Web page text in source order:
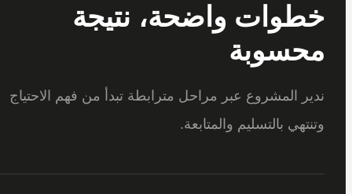
واضحة، نتيجة
المشروع عبر مراحل مترابطة تبدأ من فهم الاحتياج
بالتسليم والمتابعة.